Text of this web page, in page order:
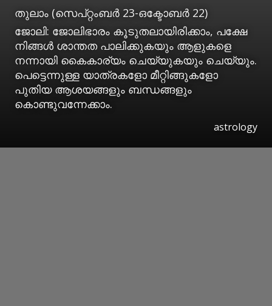
തുലാം (സെപ്റ്റംബര്‍ 23-ഒക്ടോബര്‍ 22)
ജോലി: ജോലിഭാരം കൂടുതലായിരിക്കാം, പക്ഷേ
നിങ്ങള്‍ ശാന്തത പാലിക്കുകയും ആളുകളെ
നന്നായി കൈകാര്യം ചെയ്യുകയും ചെയ്യും.
പെട്ടെന്നുള്ള യാത്രകളോ മീറ്റിങ്ങുകളോ
പുതിയ ആശയങ്ങളും ബന്ധങ്ങളും
കൊണ്ടുവന്നേക്കാം.
astrology